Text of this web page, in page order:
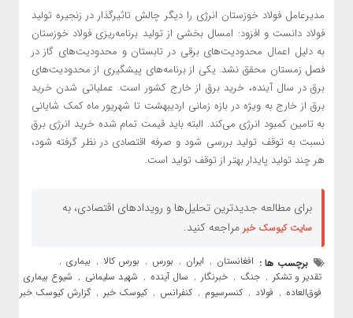
مدیرعامل فولاد خوزستان انرژی را دیگر چالش تاثیرگذار در زنجیره تولید
فولاد دانست و افزود: امسال بخشی از تولید برنامه‌ریزی فولاد خوزستان
به دلیل اعمال محدودیت‌های برقی در تابستان و محدودیت‌های گاز در
فصل زمستان محقق نشد. یکی از برنامه‌های پیشگیری از محدودیت‌های
برق در سال آینده، خرید برق از خارج کشور است. عملیاتی شدن خرید
برق از خارج به ویژه در بازه زمانی اردیبهشت تا شهریور ماه کمک شایانی
به تامین کمبود انرژی می‌کند. البته باید قیمت تمام شده خرید انرژی برق
نسبت به توقف تولید بررسی شود و صرفه اقتصادی در نظر گرفته شود،
هر چند تولید پایدار بهتر از توقف تولید است.
برای مطالعه جدیدترین تحلیل‌ها و رویدادهای اقتصادی، به
سایت کیوسک خبر مراجعه کنید.
برچسب ها : افغانستان , ایران , بورس , بورس کالا , بیماری ,
تقدیر و تشکر , جنگ , خبرنگار , سال آینده , شهید سلیمانی , شیوع بیماری
فوق‌العاده , فولاد , کنسرسیوم , کنفرانس , کیوسک خبر , گزارش کیوسک خبر